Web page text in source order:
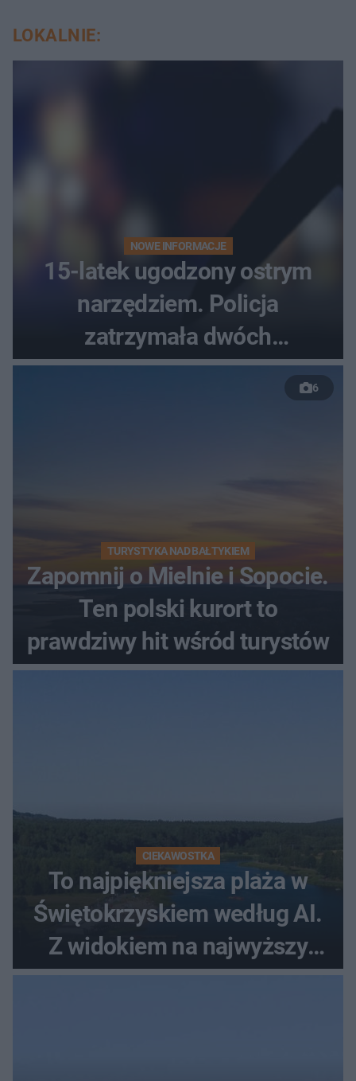
LOKALNIE:
NOWE INFORMACJE
15-latek ugodzony ostrym
narzędziem. Policja
zatrzymała dwóch
nastolatków
6
TURYSTYKA NAD BAŁTYKIEM
Zapomnij o Mielnie i Sopocie.
Ten polski kurort to
prawdziwy hit wśród turystów
CIEKAWOSTKA
To najpiękniejsza plaża w
Świętokrzyskiem według AI.
Z widokiem na najwyższy
szczyt Gór Świętokrzyskich